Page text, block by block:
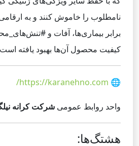
نامطلوب را خاموش کنند و به
برابر بیماری‌ها، آفات و
کیفیت محصول آن‌ها بهبود یافته
🌐
https://karanehno.com/
واحد روابط عمومی شرکت کرانه
هشتگ‌ها: